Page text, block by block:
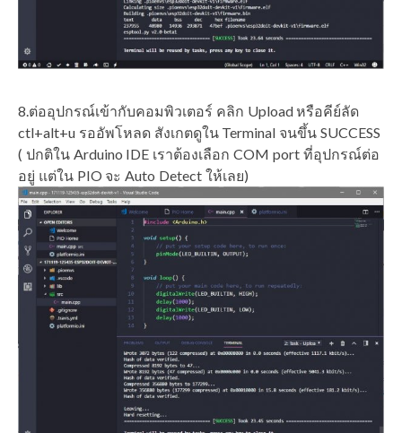
8.ต่ออุปกรณ์เข้ากับคอมพิวเตอร์ คลิก Upload หรือคีย์ลัด
ctl+alt+u รออัพโหลด สังเกตดูใน Terminal จนขึ้น SUCCESS
( ปกติใน Arduino IDE เราต้องเลือก COM port ที่อุปกรณ์ต่อ
อยู่ แต่ใน PIO จะ Auto Detect ให้เลย)